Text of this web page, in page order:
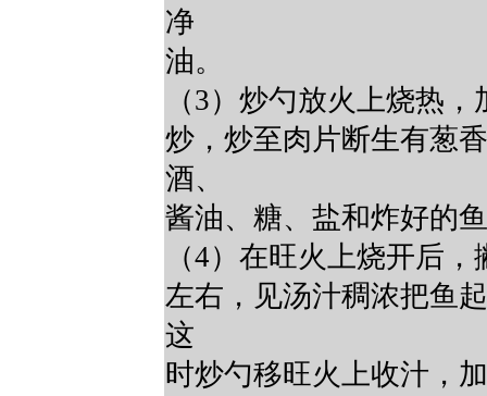
净
油。
（3）炒勺放火上烧热
炒，炒至肉片断生有葱
酒、
酱油、糖、盐和炸好的
（4）在旺火上烧开后
左右，见汤汁稠浓把鱼
这
时炒勺移旺火上收汁，